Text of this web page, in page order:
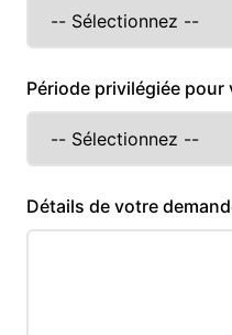
Période privilégiée pour
Détails de votre